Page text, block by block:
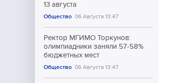
13 августа
Общество 06 Августа 13:47
Ректор МГИМО Торкунов:
олимпиадники заняли 57-58%
бюджетных мест
Общество 06 Августа 13:47